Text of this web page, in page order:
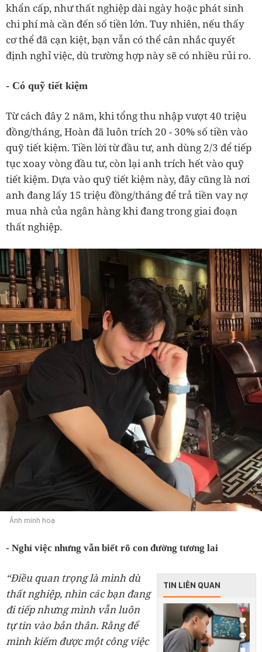
khẩn cấp, như thất nghiệp dài ngày hoặc phát sinh
chi phí mà cần đến số tiền lớn. Tuy nhiên, nếu thấy
cơ thể đã cạn kiệt, bạn vẫn có thể cân nhắc quyết
định nghỉ việc, dù trường hợp này sẽ có nhiều rủi ro.
- Có quỹ tiết kiệm
Từ cách đây 2 năm, khi tổng thu nhập vượt 40 triệu
đồng/tháng, Hoàn đã luôn trích 20 - 30% số tiền vào
quỹ tiết kiệm. Tiền lời từ đầu tư, anh dùng 2/3 để tiếp
tục xoay vòng đầu tư, còn lại anh trích hết vào quỹ
tiết kiệm. Dựa vào quỹ tiết kiệm này, đây cũng là nơi
anh đang lấy 15 triệu đồng/tháng để trả tiền vay nợ
mua nhà của ngân hàng khi đang trong giai đoạn
thất nghiệp.
Ảnh minh hoạ
- Nghỉ việc nhưng vẫn biết rõ con đường tương lai
TIN LIÊN QUAN
“Điều quan trọng là mình dù
thất nghiệp, nhìn các bạn đang
đi tiếp nhưng mình vẫn luôn
tự tin vào bản thân. Rằng để
mình kiếm được một công việc